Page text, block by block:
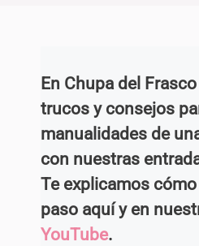
En Chupa del
trucos y consejos
manualidades de
con nuestras
Te explicamos
paso aquí y en
YouTube.